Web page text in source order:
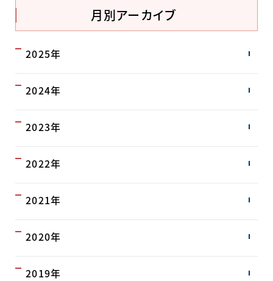
月別アーカイブ
2025年
2024年
2023年
2022年
2021年
2020年
2019年